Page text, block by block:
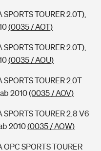
TOURER 2.0T),
(0035 / AOT)
TOURER 2.0T),
(0035 / AOU)
TOURER 2.0T
2010(0035 / AOV)
TOURER 2.8 V6
2010(0035 / AOW)
SPORTS TOURER